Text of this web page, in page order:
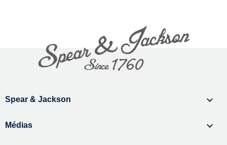
Spear & Jackson 
Médias 